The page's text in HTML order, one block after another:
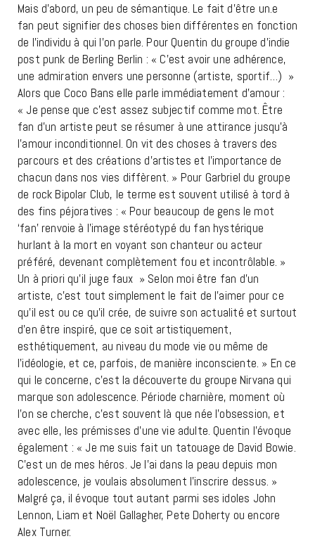
Mais d’abord, un peu de sémantique. Le fait d’être un.e
fan peut signifier des choses bien différentes en fonction
de l’individu à qui l’on parle. Pour Quentin du groupe d’indie
post punk de Berling Berlin : « C’est avoir une adhérence,
une admiration envers une personne (artiste, sportif…) »
Alors que Coco Bans elle parle immédiatement d’amour :
« Je pense que c’est assez subjectif comme mot. Être
fan d’un artiste peut se résumer à une attirance jusqu’à
l’amour inconditionnel. On vit des choses à travers des
parcours et des créations d’artistes et l’importance de
chacun dans nos vies diffèrent. » Pour Garbriel du groupe
de rock Bipolar Club, le terme est souvent utilisé à tord à
des fins péjoratives : « Pour beaucoup de gens le mot
‘fan’ renvoie à l’image stéréotypé du fan hystérique
hurlant à la mort en voyant son chanteur ou acteur
préféré, devenant complètement fou et incontrôlable. »
Un à priori qu’il juge faux » Selon moi être fan d’un
artiste, c’est tout simplement le fait de l’aimer pour ce
qu’il est ou ce qu’il crée, de suivre son actualité et surtout
d’en être inspiré, que ce soit artistiquement,
esthétiquement, au niveau du mode vie ou même de
l’idéologie, et ce, parfois, de manière inconsciente. » En ce
qui le concerne, c’est la découverte du groupe Nirvana qui
marque son adolescence. Période charnière, moment où
l’on se cherche, c’est souvent là que née l’obsession, et
avec elle, les prémisses d’une vie adulte. Quentin l’évoque
également : « Je me suis fait un tatouage de David Bowie.
C’est un de mes héros. Je l’ai dans la peau depuis mon
adolescence, je voulais absolument l’inscrire dessus. »
Malgré ça, il évoque tout autant parmi ses idoles John
Lennon, Liam et Noël Gallagher, Pete Doherty ou encore
Alex Turner.